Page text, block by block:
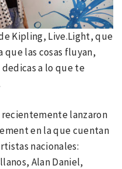
Kipling, Live.Light, que
que las cosas fluyan,
a lo que te
lanzaron
en la que cuentan
nacionales:
Alan Daniel,